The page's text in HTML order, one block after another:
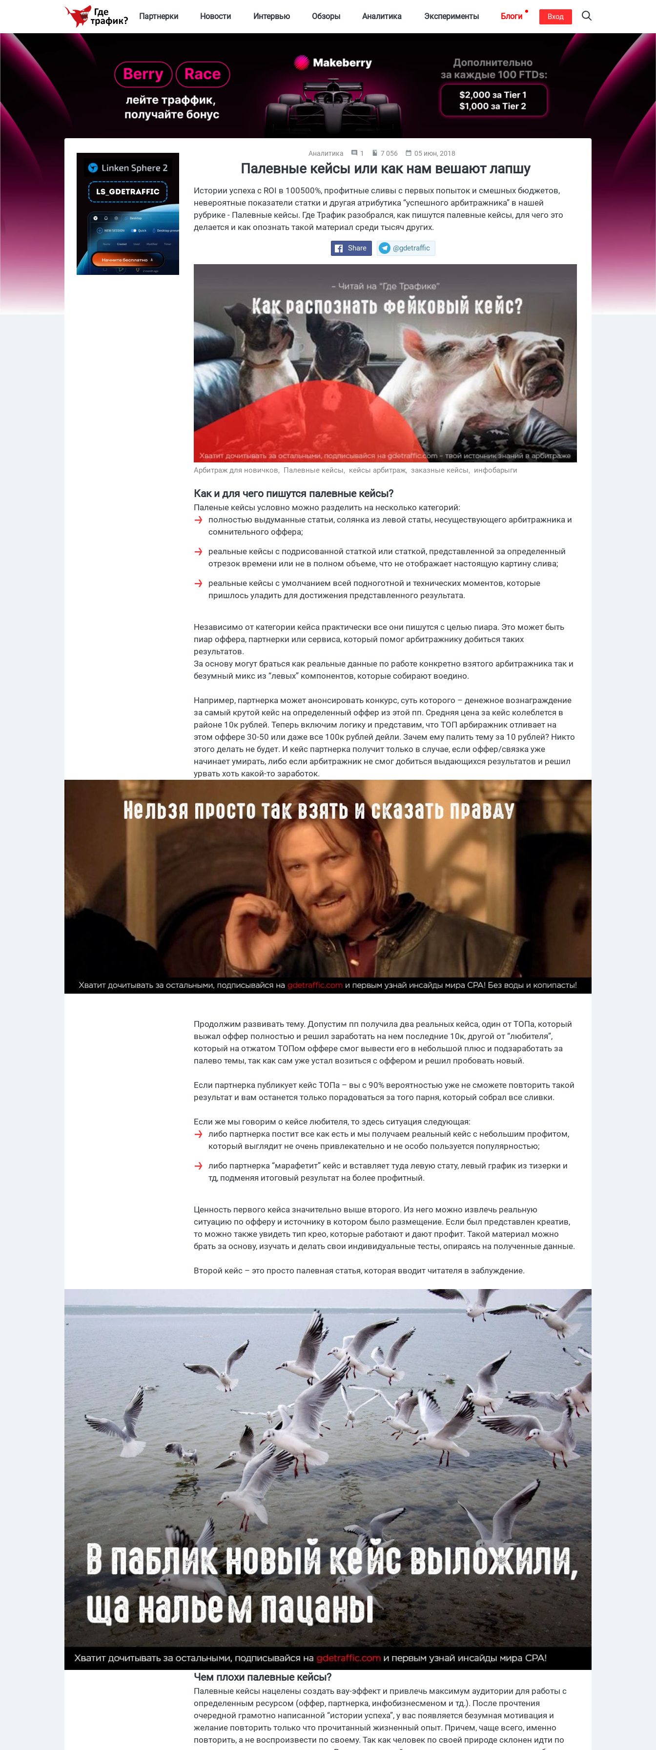
Партнерки Новости Интервью Обзоры Аналитика Эксперименты Блоги Вход
Аналитика 1 7 056 05 июн, 2018
Палевные кейсы или как нам вешают лапшу
Истории успеха с ROI в 100500%, профитные сливы с первых попыток и смешных бюджетов,
невероятные показатели статки и другая атрибутика “успешного арбитражника” в нашей
рубрике - Палевные кейсы. Где Трафик разобрался, как пишутся палевные кейсы, для чего это
делается и как опознать такой материал среди тысяч других.
Share @gdetraffic
Арбитраж для новичков, Палевные кейсы, кейсы арбитраж, заказные кейсы, инфобарыги
Как и для чего пишутся палевные кейсы?
Паленые кейсы условно можно разделить на несколько категорий:
полностью выдуманные статьи, солянка из левой статы, несуществующего арбитражника и
сомнительного оффера;
реальные кейсы с подрисованной статкой или статкой, представленной за определенный
отрезок времени или не в полном объеме, что не отображает настоящую картину слива;
реальные кейсы с умолчанием всей подноготной и технических моментов, которые
пришлось уладить для достижения представленного результата.
Независимо от категории кейса практически все они пишутся с целью пиара. Это может быть
пиар оффера, партнерки или сервиса, который помог арбитражнику добиться таких
результатов.
За основу могут браться как реальные данные по работе конкретно взятого арбитражника так и
безумный микс из “левых” компонентов, которые собирают воедино.
Например, партнерка может анонсировать конкурс, суть которого – денежное вознаграждение
за самый крутой кейс на определенный оффер из этой пп. Средняя цена за кейс колеблется в
районе 10к рублей. Теперь включим логику и представим, что ТОП арбиражник отливает на
этом оффере 30-50 или даже все 100к рублей дейли. Зачем ему палить тему за 10 рублей? Никто
этого делать не будет. И кейс партнерка получит только в случае, если оффер/связка уже
начинает умирать, либо если арбитражник не смог добиться выдающихся результатов и решил
урвать хоть какой-то заработок.
Продолжим развивать тему. Допустим пп получила два реальных кейса, один от ТОПа, который
выжал оффер полностью и решил заработать на нем последние 10к, другой от “любителя”,
который на отжатом ТОПом оффере смог вывести его в небольшой плюс и подзаработать за
палево темы, так как сам уже устал возиться с оффером и решил пробовать новый.
Если партнерка публикует кейс ТОПа – вы с 90% вероятностью уже не сможете повторить такой
результат и вам останется только порадоваться за того парня, который собрал все сливки.
Если же мы говорим о кейсе любителя, то здесь ситуация следующая:
либо партнерка постит все как есть и мы получаем реальный кейс с небольшим профитом,
который выглядит не очень привлекательно и не особо пользуется популярностью;
либо партнерка “марафетит” кейс и вставляет туда левую стату, левый график из тизерки и
тд, подменяя итоговый результат на более профитный.
Ценность первого кейса значительно выше второго. Из него можно извлечь реальную
ситуацию по офферу и источнику в котором было размещение. Если был представлен креатив,
то можно также увидеть тип крео, которые работают и дают профит. Такой материал можно
брать за основу, изучать и делать свои индивидуальные тесты, опираясь на полученные данные.
Второй кейс – это просто палевная статья, которая вводит читателя в заблуждение.
Чем плохи палевные кейсы?
Палевные кейсы нацелены создать вау-эффект и привлечь максимум аудитории для работы с
определенным ресурсом (оффер, партнерка, инфобизнесменом и тд.). После прочтения
очередной грамотно написанной “истории успеха”, у вас появляется безумная мотивация и
желание повторить только что прочитанный жизненный опыт. Причем, чаще всего, именно
повторить, а не воспроизвести по своему. Так как человек по своей природе склонен идти по